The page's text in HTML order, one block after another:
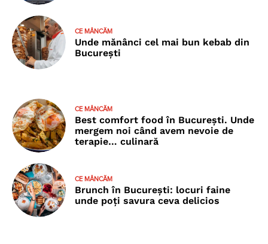
CE MÂNCĂM
Unde mănânci cel mai bun kebab din
București
CE MÂNCĂM
Best comfort food în București. Unde
mergem noi când avem nevoie de
terapie… culinară
CE MÂNCĂM
Brunch în București: locuri faine
unde poţi savura ceva delicios